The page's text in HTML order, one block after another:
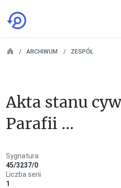
ARCHIWUM ZESPÓŁ
Akta stanu
Parafii
w Centawie
Sygnatura
45/3237/0
Liczba serii
1